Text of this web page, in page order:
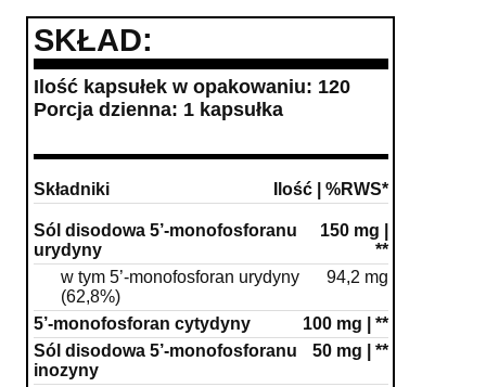
SKŁAD:
Ilość kapsułek w opakowaniu: 120
Porcja dzienna: 1 kapsułka
Składniki Ilość | %RWS*
Sól disodowa 5’-monofosforanu
urydyny
150 mg |
**
w tym 5’-monofosforan urydyny
(62,8%)
94,2 mg
5’-monofosforan cytydyny
100 mg | **
Sól disodowa 5’-monofosforanu
inozyny
50 mg | **